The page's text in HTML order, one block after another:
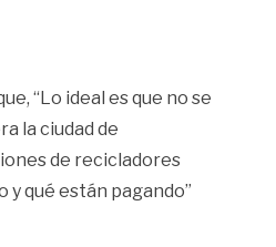
“Lo ideal es que no se
la ciudad de
de recicladores
y qué están pagando”